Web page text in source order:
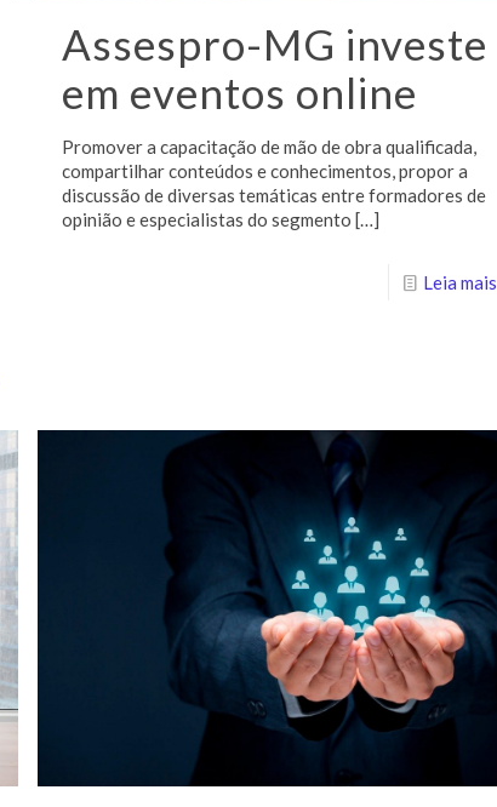
Assespro-MG investe
em eventos online
Promover a capacitação de mão de obra qualificada,
compartilhar conteúdos e conhecimentos, propor a
discussão de diversas temáticas entre formadores de
opinião e especialistas do segmento […]
Leia mais